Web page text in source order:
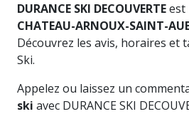
DURANCE SKI DECOUVERTEest
CHATEAU-ARNOUX-SAINT-
Découvrez les avis, horaires et
Ski.
Appelez ou laissez un
ski avec DURANCE SKI